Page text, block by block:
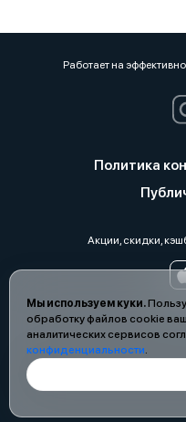
Мы используем куки.
обработку файлов cookie
аналитических сервисов
конфиденциальности.
Работает на
Политика
Акции, скидки,